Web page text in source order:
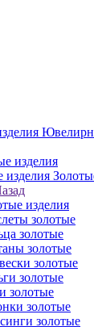
изделия
изделия
золотые
золотые
золотые
золотые
золотые
золотые
золотые
золотые